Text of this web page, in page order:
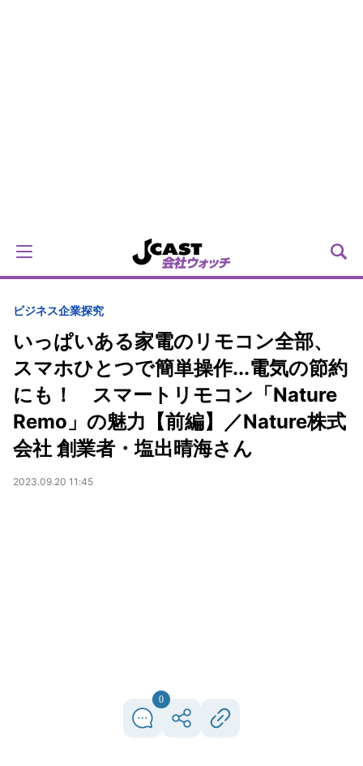
ビジネス企業探究
いっぱいある家電のリモコン全部、
スマホひとつで簡単操作...電気の節約
にも！ スマートリモコン「Nature
Remo」の魅力【前編】／Nature株式
会社 創業者・塩出晴海さん
2023.09.20 11:45
0